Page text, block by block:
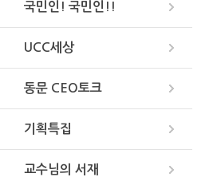
국민인! 국민인!!
UCC세상
동문 CEO토크
기획특집
교수님의 서재